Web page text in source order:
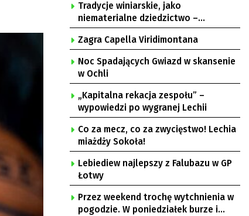
Tradycje winiarskie, jako
niematerialne dziedzictwo –
konsultacje i projekt
Zagra Capella Viridimontana
Noc Spadających Gwiazd w skansenie
w Ochli
„Kapitalna rekacja zespołu” –
wypowiedzi po wygranej Lechii
Co za mecz, co za zwycięstwo! Lechia
miażdży Sokoła!
Lebiediew najlepszy z Falubazu w GP
Łotwy
Przez weekend trochę wytchnienia w
pogodzie. W poniedziałek burze i